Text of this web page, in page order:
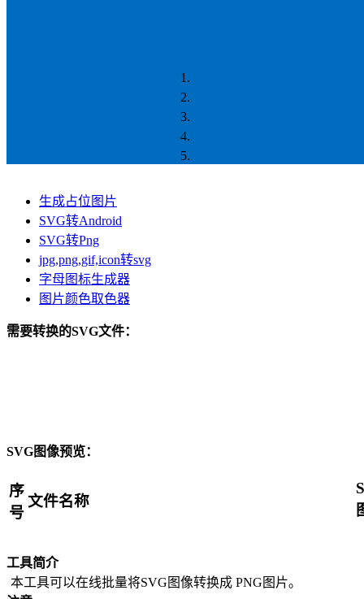
生成占位图片
SVG转Android
SVG转Png
jpg,png,gif,icon转svg
字母图标生成器
图片颜色取色器
需要转换的SVG文件：
SVG图像预览：
序
号
文件名称
工具简介
本工具可以在线批量将SVG图像转换成 PNG图片。